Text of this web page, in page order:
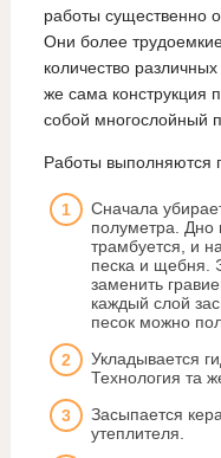
работы существенно
Они более
количество
же сама конструкция
собой многослойный
Работы выполняются
Сначала
полуметра. Дно
трамбуется, и
песка и щебня.
заменить
каждый слой
песок можно
Укладывается
Технология та
Засыпается
утеплителя.